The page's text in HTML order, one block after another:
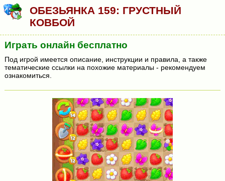
ОБЕЗЬЯНКА 159: ГРУСТНЫЙ
КОВБОЙ
Играть онлайн бесплатно
Под игрой имеется описание, инструкции и правила, а также
тематические ссылки на похожие материалы - рекомендуем
ознакомиться.